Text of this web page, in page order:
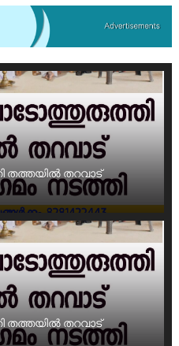
തത്തയിൽ തറവാട്
തത്തയിൽ തറവാട്